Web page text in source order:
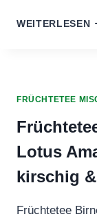
WEITERLESEN
FRÜCHTETEE
Lotus
kirschig
Früchtetee